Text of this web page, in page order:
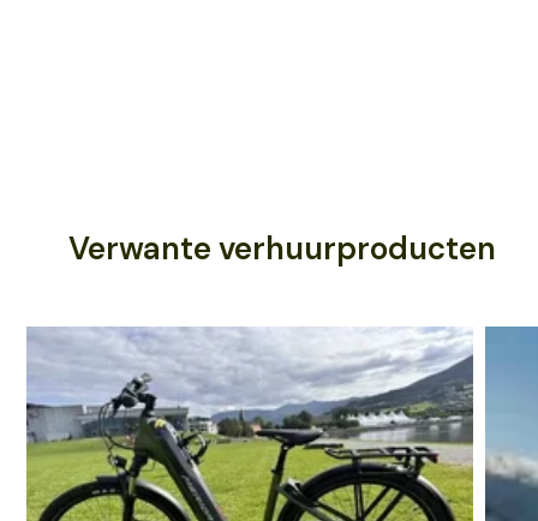
Verwante verhuurproducten